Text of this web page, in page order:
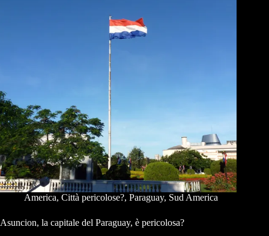
America, Città pericolose?, Paraguay, Sud America
Asuncion, la capitale del Paraguay, è pericolosa?